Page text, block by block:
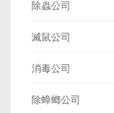
除蟲公司
滅鼠公司
消毒公司
除蟑螂公司